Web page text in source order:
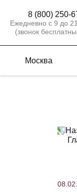
8 (800) 250-
Ежедневно с 9 до
(звонок
Москва